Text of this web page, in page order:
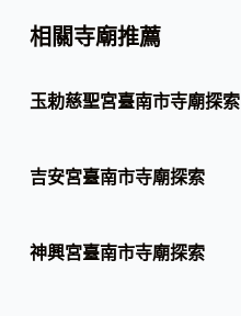
相關寺廟推薦
玉勅慈聖宮臺南市寺廟探索
吉安宮臺南市寺廟探索
神興宮臺南市寺廟探索